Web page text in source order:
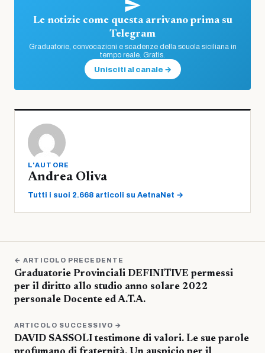
Le notizie come questa arrivano prima su
Telegram
Graduatorie, convocazioni e scadenze della scuola siciliana in
tempo reale. Gratis.
Unisciti al canale →
L'AUTORE
Andrea Oliva
Tutti i suoi 2.668 articoli su AetnaNet →
← ARTICOLO PRECEDENTE
Graduatorie Provinciali DEFINITIVE permessi
per il diritto allo studio anno solare 2022
personale Docente ed A.T.A.
ARTICOLO SUCCESSIVO →
DAVID SASSOLI testimone di valori. Le sue parole